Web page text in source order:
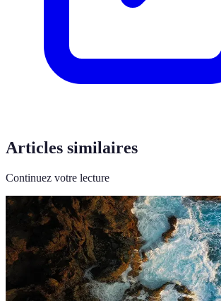
Articles similaires
Continuez votre lecture